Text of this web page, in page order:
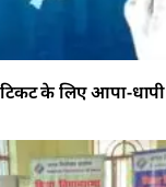
के लिए आपा-धापी